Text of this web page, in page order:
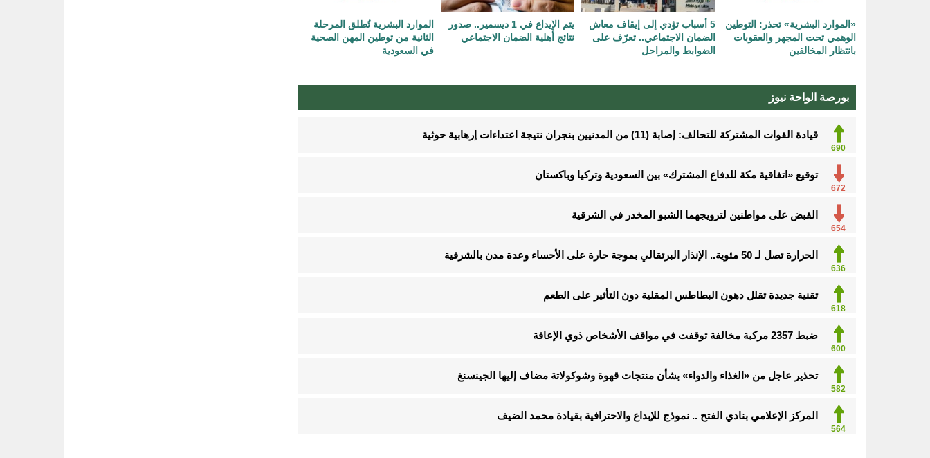
«الموارد البشرية» تحذر: التوطين
الوهمي تحت المجهر والعقوبات
بانتظار المخالفين
5 أسباب تؤدي إلى إيقاف معاش
الضمان الاجتماعي.. تعرّف على
الضوابط والمراحل
يتم الإيداع في 1 ديسمير.. صدور
نتائج أهلية الضمان الاجتماعي
الموارد البشرية تُطلق المرحلة
الثانية من توطين المهن الصحية
في السعودية
بورصة الواحة نيوز
690
قيادة القوات المشتركة للتحالف: إصابة (11) من المدنيين بنجران نتيجة اعتداءات إرهابية حوثية
672
توقيع «اتفاقية مكة للدفاع المشترك» بين السعودية وتركيا وباكستان
654
القبض على مواطنين لترويجهما الشبو المخدر في الشرقية
636
الحرارة تصل لـ 50 مئوية.. الإنذار البرتقالي بموجة حارة على الأحساء وعدة مدن بالشرقية
618
تقنية جديدة تقلل دهون البطاطس المقلية دون التأثير على الطعم
600
ضبط 2357 مركبة مخالفة توقفت في مواقف الأشخاص ذوي الإعاقة
582
تحذير عاجل من «الغذاء والدواء» بشأن منتجات قهوة وشوكولاتة مضاف إليها الجينسنغ
564
المركز الإعلامي بنادي الفتح .. نموذج للإبداع والاحترافية بقيادة محمد الضيف